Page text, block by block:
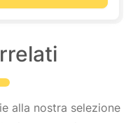
alla nostra selezione